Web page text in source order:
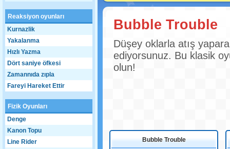
Reaksiyon oyunları
Kurnazlik
Yakalanma
Hızlı Yazma
Dört saniye öfkesi
Zamannıda zıpla
Fareyi Hareket Ettir
Fizik Oyunları
Denge
Kanon Topu
Line Rider
Bubble Trouble
Düşey oklarla atış
ediyorsunuz. Bu klasik
olun!
Bubble Trouble